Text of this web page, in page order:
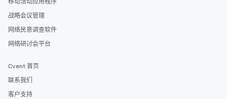
移动活动应用程序
战略会议管理
网络民意调查软件
网络研讨会平台
Cvent 首页
联系我们
客户支持